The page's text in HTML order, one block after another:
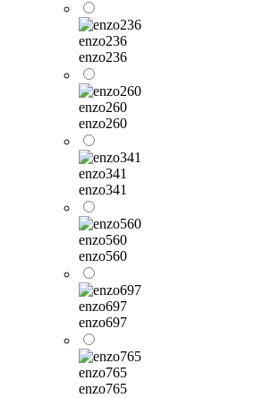
enzo236
enzo236
enzo260
enzo260
enzo341
enzo341
enzo560
enzo560
enzo697
enzo697
enzo765
enzo765